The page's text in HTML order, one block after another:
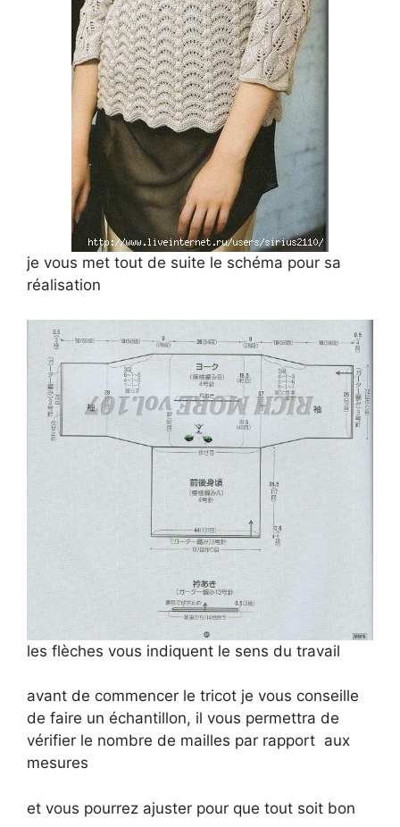
je vous met tout de suite le schéma pour sa
réalisation
les flèches vous indiquent le sens du travail
avant de commencer le tricot je vous conseille
de faire un échantillon, il vous permettra de
vérifier le nombre de mailles par rapport aux
mesures
et vous pourrez ajuster pour que tout soit bon